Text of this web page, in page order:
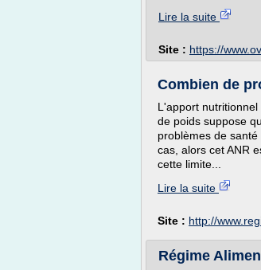
Lire la suite
Site : https://
Combien de
L'apport
de poids suppose
problèmes de
cas, alors cet ANR
cette limite...
Lire la suite
Site : http://
Régime